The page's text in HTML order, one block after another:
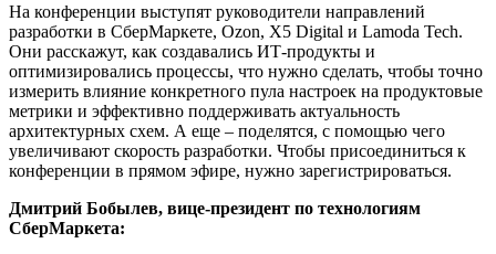
На конференции выступят руководители направлений
разработки в СберМаркете, Ozon, X5 Digital и Lamoda Tech.
Они расскажут, как создавались ИТ-продукты и
оптимизировались процессы, что нужно сделать, чтобы точно
измерить влияние конкретного пула настроек на продуктовые
метрики и эффективно поддерживать актуальность
архитектурных схем. А еще – поделятся, с помощью чего
увеличивают скорость разработки. Чтобы присоединиться к
конференции в прямом эфире, нужно зарегистрироваться.
Дмитрий Бобылев, вице-президент по технологиям
СберМаркета: